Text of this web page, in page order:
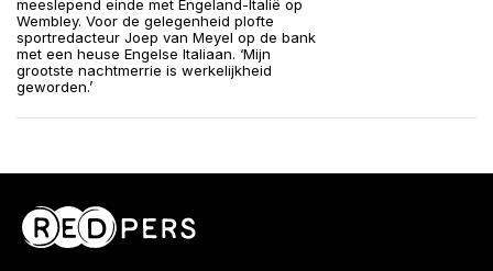
meeslepend einde met Engeland-Italië op
Wembley. Voor de gelegenheid plofte
sportredacteur Joep van Meyel op de bank
met een heuse Engelse Italiaan. ‘Mijn
grootste nachtmerrie is werkelijkheid
geworden.’